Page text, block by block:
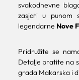
svakodnevne
zasjati u punom
legendarne Nove
Pridružite se
Detalje pratite na
grada Makarska i